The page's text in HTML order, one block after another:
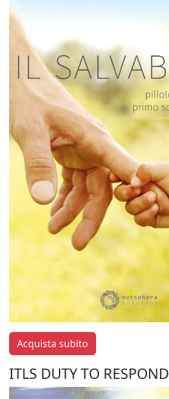
Acquista subito
ITLS DUTY TO RESPOND